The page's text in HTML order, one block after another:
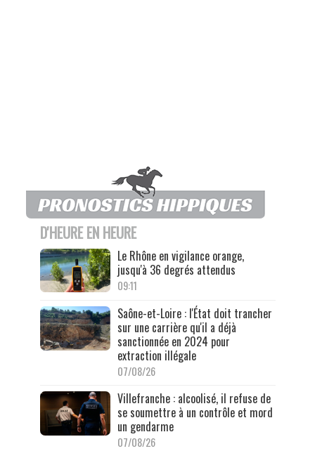
D'HEURE EN HEURE
Le Rhône en vigilance orange,
jusqu'à 36 degrés attendus
09:11
Saône-et-Loire : l'État doit trancher
sur une carrière qu'il a déjà
sanctionnée en 2024 pour
extraction illégale
07/08/26
Villefranche : alcoolisé, il refuse de
se soumettre à un contrôle et mord
un gendarme
07/08/26